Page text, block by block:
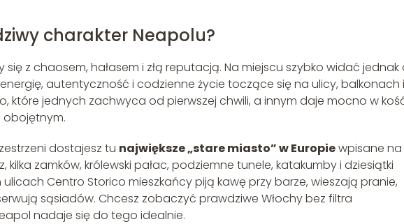
charakter Neapolu?
z chaosem, hałasem i złą reputacją. Na miejscu szybko widać jednak
autentyczność i codzienne życie toczące się na ulicy, balkonach
które jednych zachwyca od pierwszej chwili, a innym daje mocno w
dostajesz tu największe „stare miasto” w Europiewpisane na
kilka zamków, królewski pałac, podziemne tunele, katakumby i dziesiątki
ulicach Centro Storico mieszkańcy piją kawę przy barze, wieszają pranie,
sąsiadów. Chcesz zobaczyć prawdziwe Włochy bez filtra
nadaje się do tego idealnie.